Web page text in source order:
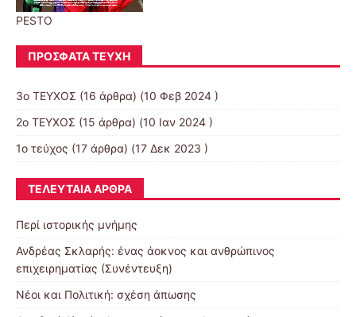
PESTO
ΠΡΌΣΦΑΤΑ ΤΕΎΧΗ
3ο ΤΕΥΧΟΣ (16 άρθρα) (10 Φεβ 2024 )
2o TEYXOΣ (15 άρθρα) (10 Ιαν 2024 )
1ο τεύχος (17 άρθρα) (17 Δεκ 2023 )
ΤΕΛΕΥΤΑΊΑ ΆΡΘΡΑ
Περί ιστορικής μνήμης
Ανδρέας Σκλαρής: ένας άοκνος και ανθρώπινος
επιχειρηματίας (Συνέντευξη)
Νέοι και Πολιτική: σχέση άπωσης